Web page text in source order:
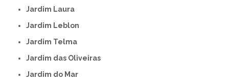
Jardim Laura
Jardim Leblon
Jardim Telma
Jardim das Oliveiras
Jardim do Mar